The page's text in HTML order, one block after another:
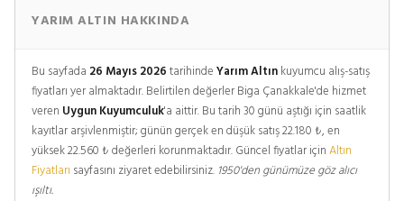
YARIM ALTIN HAKKINDA
Bu sayfada 26 Mayıs 2026tarihindeYarım Altınkuyumcu alış-satış
fiyatları yer almaktadır. Belirtilen değerler Biga Çanakkale'de hizmet
veren Uygun Kuyumculuk'a aittir. Bu tarih 30 günü aştığı için saatlik
kayıtlar arşivlenmiştir; günün gerçek en düşük satış 22.180 ₺, en
yüksek 22.560 ₺ değerleri korunmaktadır. Güncel fiyatlar içinAltın
Fiyatları sayfasını ziyaret edebilirsiniz. 1950'den günümüze göz alıcı
ışıltı.